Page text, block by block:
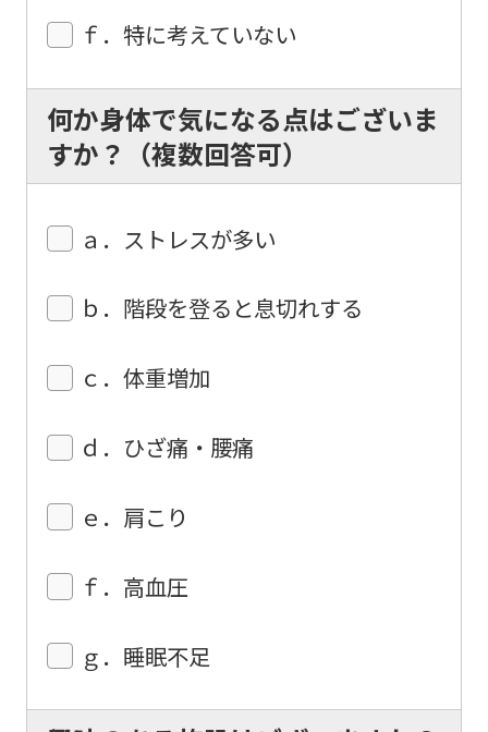
ｆ．特に考えていない
何か身体で気になる点はございま
すか？（複数回答可）
ａ．ストレスが多い
ｂ．階段を登ると息切れする
ｃ．体重増加
ｄ．ひざ痛・腰痛
ｅ．肩こり
ｆ．高血圧
ｇ．睡眠不足
understand
before
using
the